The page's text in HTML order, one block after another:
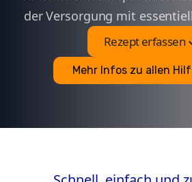
der Versorgung mit
Rezept erfassen
Mehr Infos zu allen